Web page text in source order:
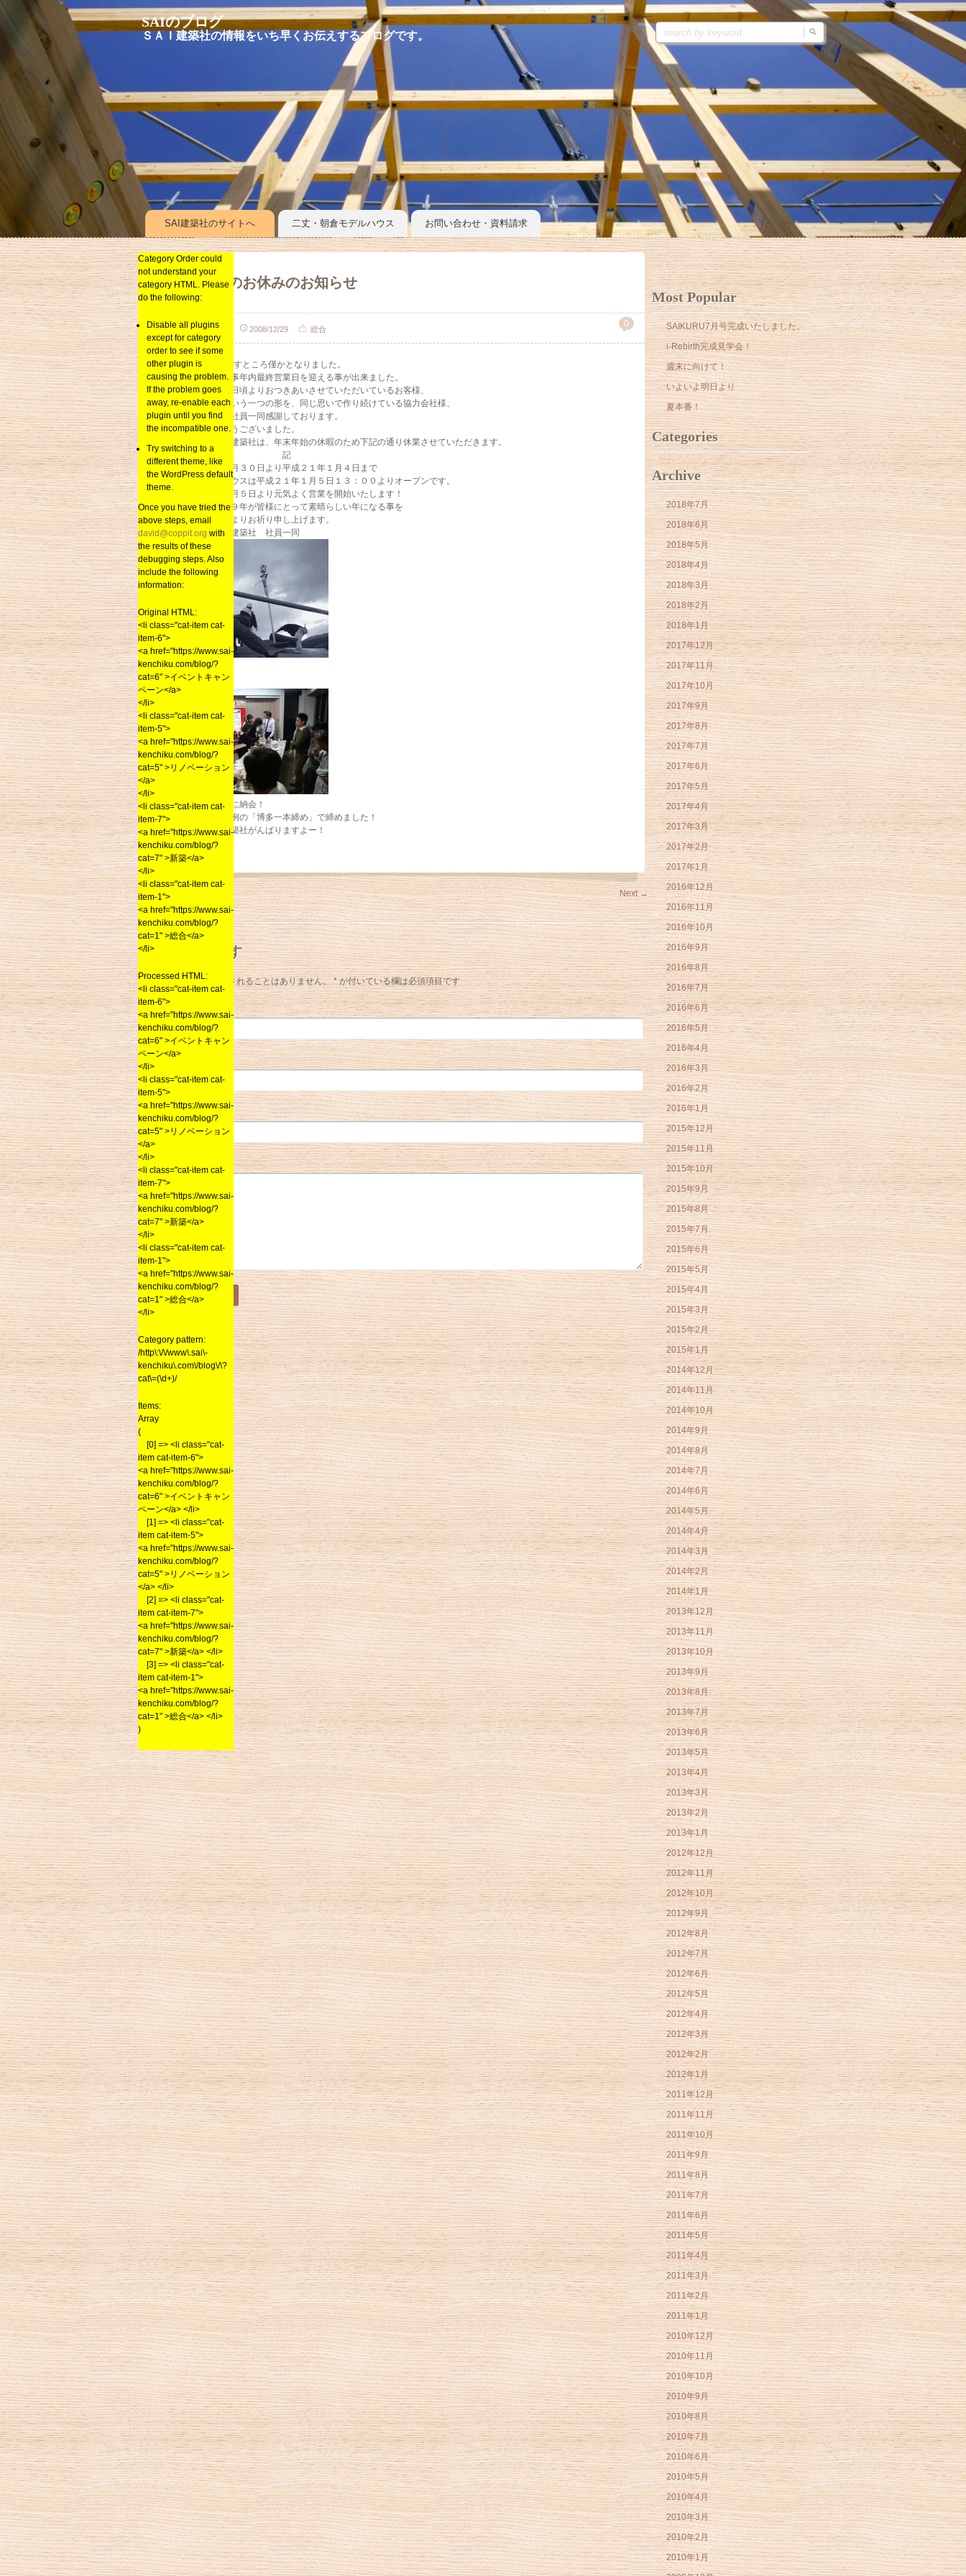
SAIのブログ
ＳＡＩ建築社の情報をいち早く お伝えするブログです。
SAI建築社のサイトへ 二丈・朝倉モデルハウス お問い合わせ・資料請求
年末年始のお休みのお知らせ
0
sai_kenchiku 2008/12/29 総合
2008年もあと残すところ僅かとなりました。
弊社も本日、無事年内最終営業日を迎える事が出来ました。
これも、一重に日頃よりおつきあいさせていただいているお客様、
日々「イエ」という一つの形を、同じ思いで作り続けている協力会社様、
皆様のおかげと社員一同感謝しております。
本当にありがとうございました。
株式会社ＳＡＩ建築社は、年末年始の休暇のため下記の通り休業させていただきます。
記
平成２０年１２月３０日より平成２１年１月４日まで
※二丈モデルハウスは平成２１年１月５日１３：００よりオープンです。
２００９年も１月５日より元気よく営業を開始いたします！
最後に、２００９年が皆様にとって素晴らしい年になる事を
スタッフ一同心よりお祈り申し上げます。
株式会社ＳＡＩ建築社 社員一同
おまけ
社員一同で最後に納会！
一致団結して恒例の「博多一本締め」で締めました！
来年もＳＡＩ建築社がんばりますよー！
←Previous Next→
コメントを残す
メールアドレスが公開されることはありません。 *が付いている欄は必須項目です
名前
メール*
サイト
コメント
Most Popular
SAIKURU7月号完成いたしました。
i-Rebirth完成見学会！
週末に向けて！
いよいよ明日より
夏本番！
Categories
Category Order could
not understand your
category HTML. Please
do the following:
Disable all plugins
except for category
order to see if some
other plugin is
causing the problem.
If the problem goes
away, re-enable each
plugin until you find
the incompatible one.
Try switching to a
different theme, like
the WordPress default
theme.
Once you have tried the
above steps, email
david@coppit.org with
the results of these
debugging steps. Also
include the following
information:
Original HTML:
<li class="cat-item cat-
item-6">
<a href="https://www.sai-
kenchiku.com/blog/?
cat=6" >イベントキャン
ペーン</a>
</li>
<li class="cat-item cat-
item-5">
<a href="https://www.sai-
kenchiku.com/blog/?
cat=5" >リノベーション
</a>
</li>
<li class="cat-item cat-
item-7">
<a href="https://www.sai-
kenchiku.com/blog/?
cat=7" >新築</a>
</li>
<li class="cat-item cat-
item-1">
<a href="https://www.sai-
kenchiku.com/blog/?
cat=1" >総合</a>
</li>
Processed HTML:
<li class="cat-item cat-
item-6">
<a href="https://www.sai-
kenchiku.com/blog/?
cat=6" >イベントキャン
ペーン</a>
</li>
<li class="cat-item cat-
item-5">
<a href="https://www.sai-
kenchiku.com/blog/?
cat=5" >リノベーション
</a>
</li>
<li class="cat-item cat-
item-7">
<a href="https://www.sai-
kenchiku.com/blog/?
cat=7" >新築</a>
</li>
<li class="cat-item cat-
item-1">
<a href="https://www.sai-
kenchiku.com/blog/?
cat=1" >総合</a>
</li>
Category pattern:
/http\:\/\/www\.sai\-
kenchiku\.com\/blog\/\?
cat\=(\d+)/
Items:
Array
(
[0] => <li class="cat-
item cat-item-6">
<a href="https://www.sai-
kenchiku.com/blog/?
cat=6" >イベントキャン
ペーン</a> </li>
[1] => <li class="cat-
item cat-item-5">
<a href="https://www.sai-
kenchiku.com/blog/?
cat=5" >リノベーション
</a> </li>
[2] => <li class="cat-
item cat-item-7">
<a href="https://www.sai-
kenchiku.com/blog/?
cat=7" >新築</a> </li>
[3] => <li class="cat-
item cat-item-1">
<a href="https://www.sai-
kenchiku.com/blog/?
cat=1" >総合</a> </li>
)
イベントキャンペーン
リノベーション
新築
総合
Archive
2018年7月
2018年6月
2018年5月
2018年4月
2018年3月
2018年2月
2018年1月
2017年12月
2017年11月
2017年10月
2017年9月
2017年8月
2017年7月
2017年6月
2017年5月
2017年4月
2017年3月
2017年2月
2017年1月
2016年12月
2016年11月
2016年10月
2016年9月
2016年8月
2016年7月
2016年6月
2016年5月
2016年4月
2016年3月
2016年2月
2016年1月
2015年12月
2015年11月
2015年10月
2015年9月
2015年8月
2015年7月
2015年6月
2015年5月
2015年4月
2015年3月
2015年2月
2015年1月
2014年12月
2014年11月
2014年10月
2014年9月
2014年8月
2014年7月
2014年6月
2014年5月
2014年4月
2014年3月
2014年2月
2014年1月
2013年12月
2013年11月
2013年10月
2013年9月
2013年8月
2013年7月
2013年6月
2013年5月
2013年4月
2013年3月
2013年2月
2013年1月
2012年12月
2012年11月
2012年10月
2012年9月
2012年8月
2012年7月
2012年6月
2012年5月
2012年4月
2012年3月
2012年2月
2012年1月
2011年12月
2011年11月
2011年10月
2011年9月
2011年8月
2011年7月
2011年6月
2011年5月
2011年4月
2011年3月
2011年2月
2011年1月
2010年12月
2010年11月
2010年10月
2010年9月
2010年8月
2010年7月
2010年6月
2010年5月
2010年4月
2010年3月
2010年2月
2010年1月